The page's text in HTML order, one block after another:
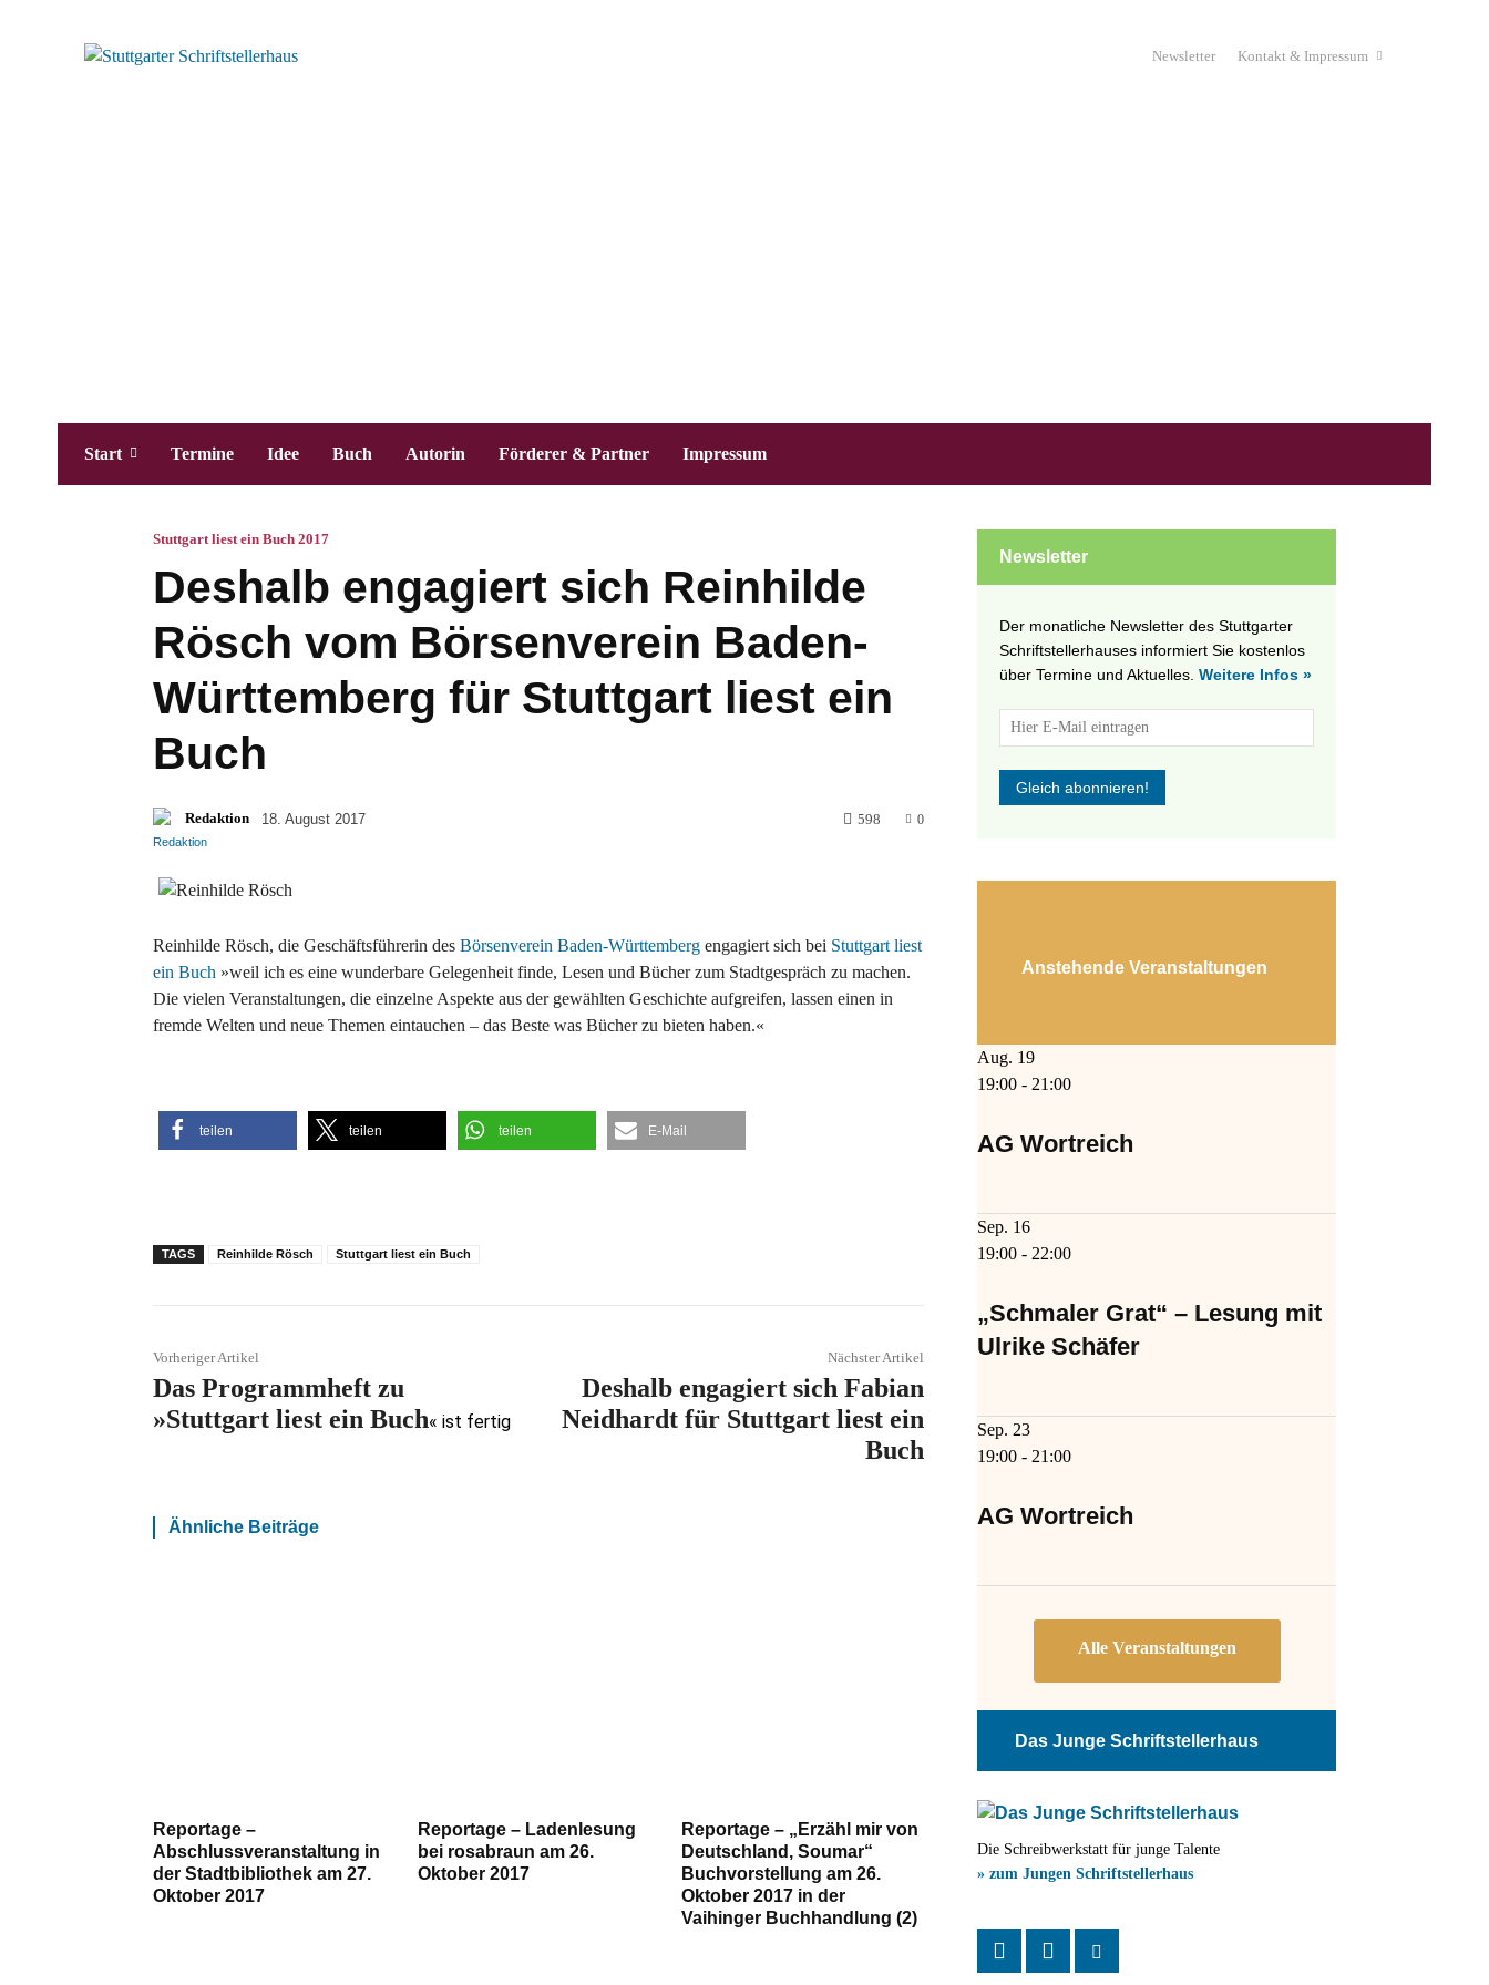
Newsletter Kontakt & Impressum
Start Termine Idee Buch Autorin Förderer & Partner Impressum
Stuttgart liest ein Buch 2017
Deshalb engagiert sich Reinhilde
Rösch vom Börsenverein Baden-
Württemberg für Stuttgart liest ein
Buch
Redaktion 18. August 2017 0
598
Reinhilde Rösch, die Geschäftsführerin des Börsenverein Baden-Württemberg engagiert sich bei Stuttgart liest
ein Buch »weil ich es eine wunderbare Gelegenheit finde, Lesen und Bücher zum Stadtgespräch zu machen.
Die vielen Veranstaltungen, die einzelne Aspekte aus der gewählten Geschichte aufgreifen, lassen einen in
fremde Welten und neue Themen eintauchen – das Beste was Bücher zu bieten haben.«
teilen teilen teilen E-Mail
TAGS Reinhilde Rösch Stuttgart liest ein Buch
Vorheriger Artikel
Das Programmheft zu
»Stuttgart liest ein Buch« ist fertig
Nächster Artikel
Deshalb engagiert sich Fabian
Neidhardt für Stuttgart liest ein
Buch
Ähnliche Beiträge
Reportage –
Abschlussveranstaltung in
der Stadtbibliothek am 27.
Oktober 2017
Reportage – Ladenlesung
bei rosabraun am 26.
Oktober 2017
Reportage – „Erzähl mir von
Deutschland, Soumar“
Buchvorstellung am 26.
Oktober 2017 in der
Vaihinger Buchhandlung (2)
Newsletter
Der monatliche Newsletter des Stuttgarter
Schriftstellerhauses informiert Sie kostenlos
über Termine und Aktuelles. Weitere Infos »
Anstehende Veranstaltungen
Aug. 19
19:00 - 21:00
AG Wortreich
Sep. 16
19:00 - 22:00
„Schmaler Grat“ – Lesung mit
Ulrike Schäfer
Sep. 23
19:00 - 21:00
AG Wortreich
Das Junge Schriftstellerhaus
Die Schreibwerkstatt für junge Talente
» zum Jungen Schriftstellerhaus